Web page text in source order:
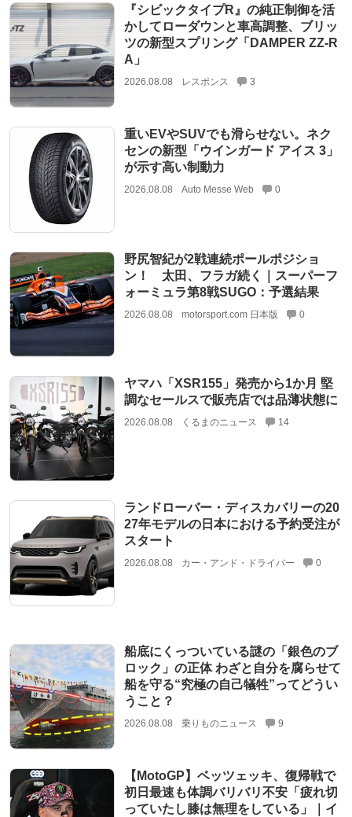
『シビックタイプR』の純正制御を活
かしてローダウンと車高調整、ブリッ
ツの新型スプリング「DAMPER ZZ-R
A」
2026.08.08 レスポンス 3
重いEVやSUVでも滑らせない。ネク
センの新型「ウインガード アイス 3」
が示す高い制動力
2026.08.08 Auto Messe Web 0
野尻智紀が2戦連続ポールポジショ
ン！ 太田、フラガ続く｜スーパーフ
ォーミュラ第8戦SUGO：予選結果
2026.08.08 motorsport.com 日本版 0
ヤマハ「XSR155」発売から1か月 堅
調なセールスで販売店では品薄状態に
2026.08.08 くるまのニュース 14
ランドローバー・ディスカバリーの20
27年モデルの日本における予約受注が
スタート
2026.08.08 カー・アンド・ドライバー 0
船底にくっついている謎の「銀色のブ
ロック」の正体 わざと自分を腐らせて
船を守る“究極の自己犠牲”ってどうい
うこと？
2026.08.08 乗りものニュース 9
【MotoGP】ベッツェッキ、復帰戦で
初日最速も体調バリバリ不安「疲れ切
っていたし膝は無理をしている」｜イ